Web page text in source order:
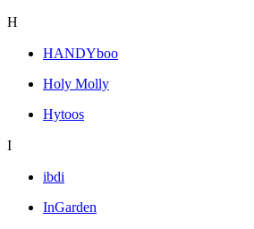
H
HANDYboo
Holy Molly
Hytoos
I
ibdi
InGarden